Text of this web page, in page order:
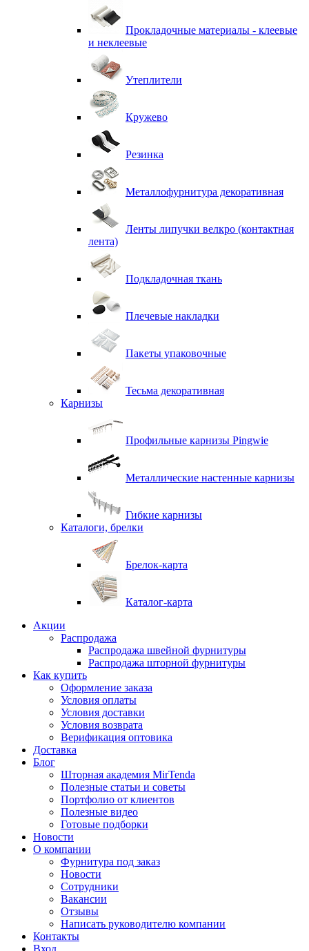
Прокладочные материалы - клеевые
и неклеевые
Утеплители
Кружево
Резинка
Металлофурнитура декоративная
Ленты липучки велкро (контактная
лента)
Подкладочная ткань
Плечевые накладки
Пакеты упаковочные
Тесьма декоративная
Карнизы
Профильные карнизы Pingwie
Металлические настенные карнизы
Гибкие карнизы
Каталоги, брелки
Брелок-карта
Каталог-карта
Акции
Распродажа
Распродажа швейной фурнитуры
Распродажа шторной фурнитуры
Как купить
Оформление заказа
Условия оплаты
Условия доставки
Условия возврата
Верификация оптовика
Доставка
Блог
Шторная академия MirTenda
Полезные статьи и советы
Портфолио от клиентов
Полезные видео
Готовые подборки
Новости
О компании
Фурнитура под заказ
Новости
Сотрудники
Вакансии
Отзывы
Написать руководителю компании
Контакты
Вход